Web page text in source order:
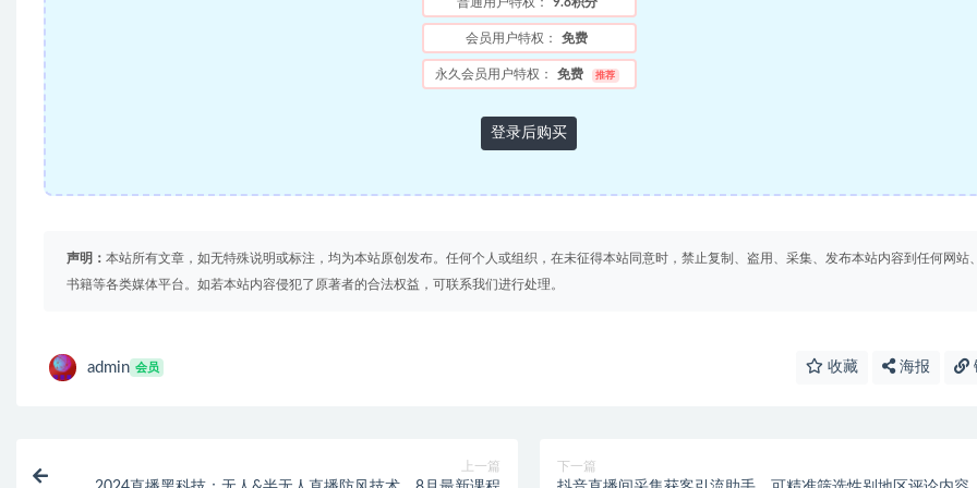
会员用户特权： 免费
永久会员用户特权： 免费 推荐
登录后购买
声明： 本站所有文章，如无特殊说明或标注，均为本站原创发布。任何个人或组织，在未征得本站同意时，禁止复制、盗用、采集、发布本站内容到任何网站
书籍等各类媒体平台。如若本站内容侵犯了原著者的合法权益，可联系我们进行处理。
admin 会员 收藏 海报
上一篇 下一篇